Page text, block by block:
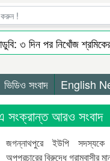
৩ দিন পর নিখোঁজ
বি/রু/দ্ধে মা/ম/লা
ভিডিও সংবাদ English
সংক্রান্ত আরও সংবাদ
জগন্নাথপুরে ইউপি সদস্যকে
অপপ্রচারের বিরুদ্ধে গ্রামবাসীর